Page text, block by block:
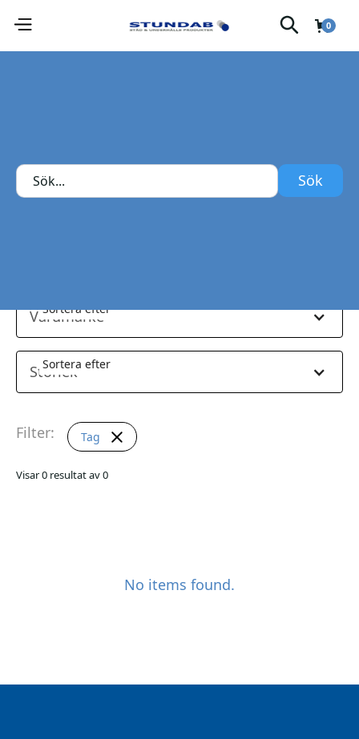
0
Sök
Sortera efter
Varumärke
Sortera efter
Storlek
Filter: Tag
Visar0 resultat av0
No items found.